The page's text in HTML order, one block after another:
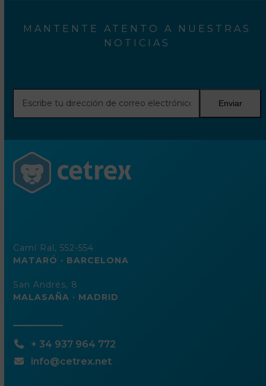
MANTENTE ATENTO A NUESTRAS
NOTICIAS
dirección
electrónico
Enviar
Camí Ral, 552-554
MATARÓ · BARCELONA
San Andrés, 8
MALASAÑA · MADRID
+ 34 937 964 772
info@cetrex.net